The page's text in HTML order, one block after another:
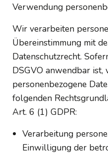
Verwendung
Wir verarbeiten
Übereinstimmung mit
Datenschutzrecht.
DSGVO anwendbar
personenbezogene
folgenden
Art. 6 (1) GDPR:
Verarbeitung
Einwilligung der